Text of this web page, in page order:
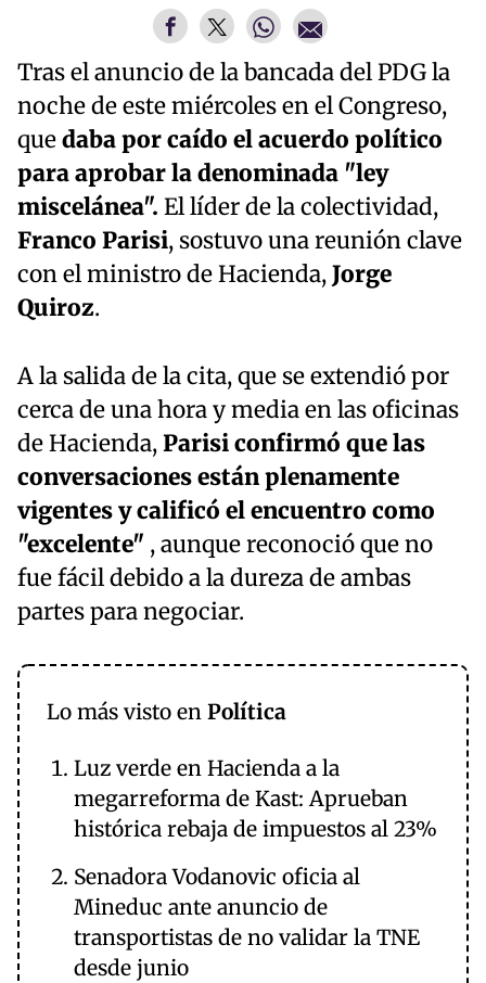
Tras el anuncio de la bancada del PDG la
noche de este miércoles en el Congreso,
quedaba por caído el acuerdo político
para aprobar la denominada "ley
miscelánea". El líder de la colectividad,
Franco Parisi, sostuvo una reunión clave
con el ministro de Hacienda,Jorge
Quiroz.
A la salida de la cita, que se extendió por
cerca de una hora y media en las oficinas
de Hacienda,Parisi confirmó que las
conversaciones están plenamente
vigentes y calificó el encuentro como
"excelente" , aunque reconoció que no
fue fácil debido a la dureza de ambas
partes para negociar.
Lo más visto en Política
Luz verde en Hacienda a la
megarreforma de Kast: Aprueban
histórica rebaja de impuestos al 23%
Senadora Vodanovic oficia al
Mineduc ante anuncio de
transportistas de no validar la TNE
desde junio